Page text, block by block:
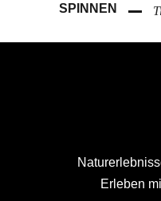
SPINNEN
Erleben